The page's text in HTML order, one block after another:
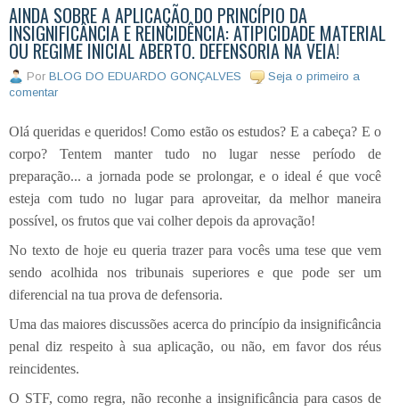
AINDA SOBRE A APLICAÇÃO DO PRINCÍPIO DA
INSIGNIFICÂNCIA E REINCIDÊNCIA: ATIPICIDADE MATERIAL
OU REGIME INICIAL ABERTO. DEFENSORIA NA VEIA!
Por BLOG DO EDUARDO GONÇALVES
Seja o primeiro a
comentar
Olá queridas e queridos! Como estão os estudos? E a cabeça? E o
corpo? Tentem manter tudo no lugar nesse período de
preparação... a jornada pode se prolongar, e o ideal é que você
esteja com tudo no lugar para aproveitar, da melhor maneira
possível, os frutos que vai colher depois da aprovação!
No texto de hoje eu queria trazer para vocês uma tese que vem
sendo acolhida nos tribunais superiores e que pode ser um
diferencial na tua prova de defensoria.
Uma das maiores discussões acerca do princípio da insignificância
penal diz respeito à sua aplicação, ou não, em favor dos réus
reincidentes.
O STF, como regra, não reconhe a insignificância para casos de